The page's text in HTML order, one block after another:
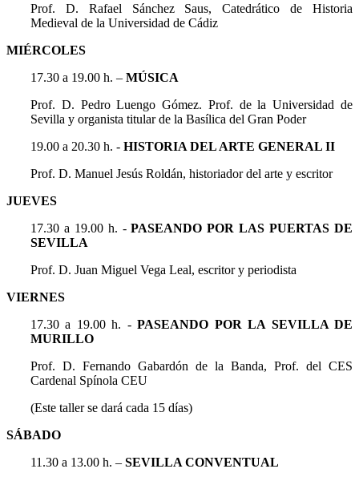
Prof. D. Rafael Sánchez Saus, Catedrático de Historia
Medieval de la Universidad de Cádiz
MIÉRCOLES
17.30 a 19.00 h. – MÚSICA
Prof. D. Pedro Luengo Gómez. Prof. de la Universidad de
Sevilla y organista titular de la Basílica del Gran Poder
19.00 a 20.30 h. - HISTORIA DEL ARTE GENERAL II
Prof. D. Manuel Jesús Roldán, historiador del arte y escritor
JUEVES
17.30 a 19.00 h. -PASEANDO POR LAS PUERTAS DE
SEVILLA
Prof. D. Juan Miguel Vega Leal, escritor y periodista
VIERNES
17.30 a 19.00 h. -PASEANDO POR LA SEVILLA DE
MURILLO
Prof. D. Fernando Gabardón de la Banda, Prof. del CES
Cardenal Spínola CEU
(Este taller se dará cada 15 días)
SÁBADO
11.30 a 13.00 h. – SEVILLA CONVENTUAL